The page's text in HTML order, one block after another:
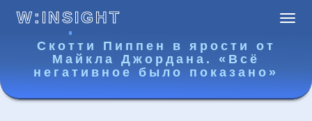
W:INSIGHT
W:INSIGHT
Скотти Пиппен в ярости от
Майкла Джордана. «Всё
негативное было показано»